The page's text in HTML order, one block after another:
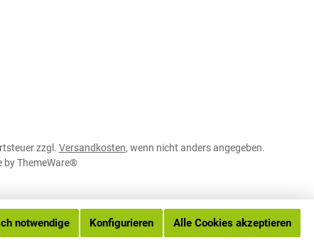
zzgl. Versandkosten, wenn nicht anders angegeben.
byThemeWare®
notwendige Konfigurieren Alle Cookies akzeptieren